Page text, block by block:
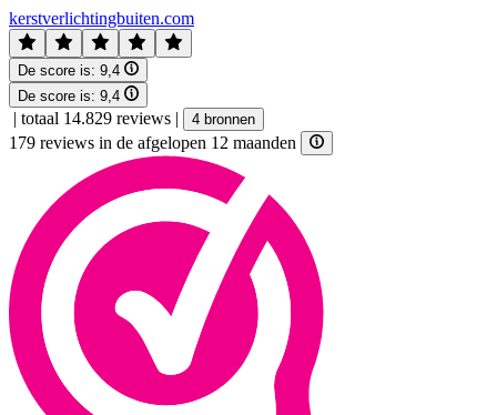
kerstverlichtingbuiten.com
De score is: 9,4
De score is: 9,4
| totaal 14.829 reviews | 4 bronnen
179 reviews in de afgelopen 12 maanden